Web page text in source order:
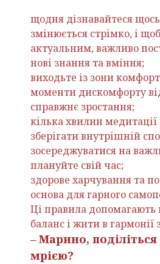
щодня дізнавайтеся
змінюється стрімко, і
актуальним, важливо
нові знання та вміння;
виходьте із зони
моменти дискомфорту
справжнє зростання;
кілька хвилин
зберігати внутрішній
зосереджуватися на
плануйте свій час;
здорове харчування та
основа для гарного
Ці правила допомагають
баланс і жити в гармонії
– Марино,
мрією?